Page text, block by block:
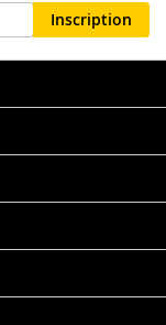
Inscription